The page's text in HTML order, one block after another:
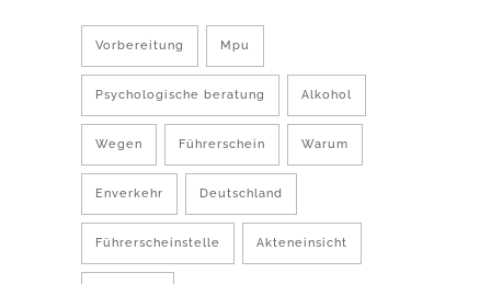
Vorbereitung Mpu
Psychologische beratung Alkohol
Wegen Führerschein Warum
Enverkehr Deutschland
Führerscheinstelle Akteneinsicht